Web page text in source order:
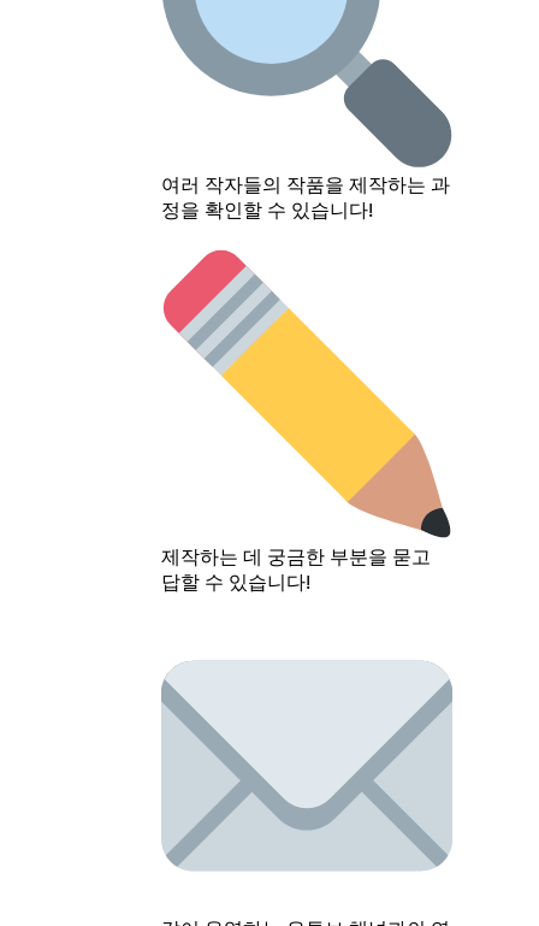
여러 작자들의 작품을 제작하는 과
정을 확인할 수 있습니다!
제작하는 데 궁금한 부분을 묻고
답할 수 있습니다!